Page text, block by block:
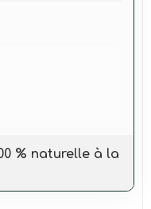
% naturelle à la